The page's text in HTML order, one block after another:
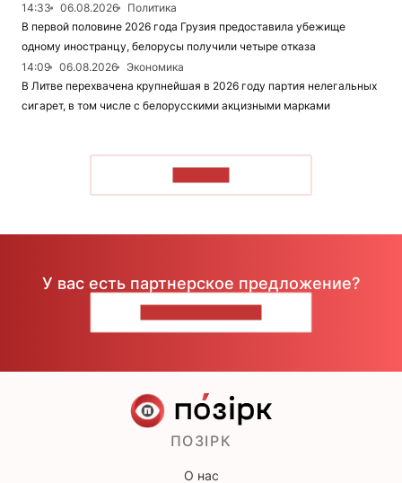
14:33
06.08.2026
Политика
В первой половине 2026 года Грузия предоставила убежище
одному иностранцу, белорусы получили четыре отказа
14:09
06.08.2026
Экономика
В Литве перехвачена крупнейшая в 2026 году партия нелегальных
сигарет, в том числе с белорусскими акцизными марками
У вас есть партнерское предложение?
ПОЗІРК
О нас